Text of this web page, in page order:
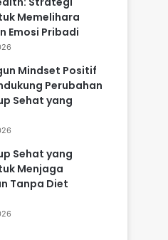
Memelihara
Emosi Pribadi
Mindset Positif
Perubahan
Sehat yang
Sehat yang
Menjaga
Tanpa Diet